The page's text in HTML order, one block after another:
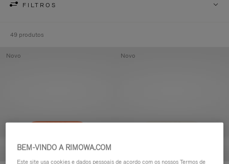
FILTROS
49 produtos
Novo Novo
BEM-VINDO A RIMOWA.COM
Este site usa cookies e dados pessoais de acordo com os nossos Termos de